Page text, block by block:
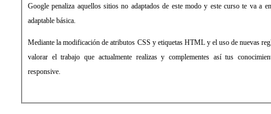
Google penaliza aquellos sitios no adaptados de este modo y este curso te va a
adaptable básica.
Mediante la modificación de atributos CSS y etiquetas HTML y el uso de nuevas
valorar el trabajo que actualmente realizas y complementes así tus
responsive.